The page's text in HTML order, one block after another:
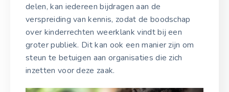
delen, kan iedereen bijdragen aan de
verspreiding van kennis, zodat de boodschap
over kinderrechten weerklank vindt bij een
groter publiek. Dit kan ook een manier zijn om
steun te betuigen aan organisaties die zich
inzetten voor deze zaak.